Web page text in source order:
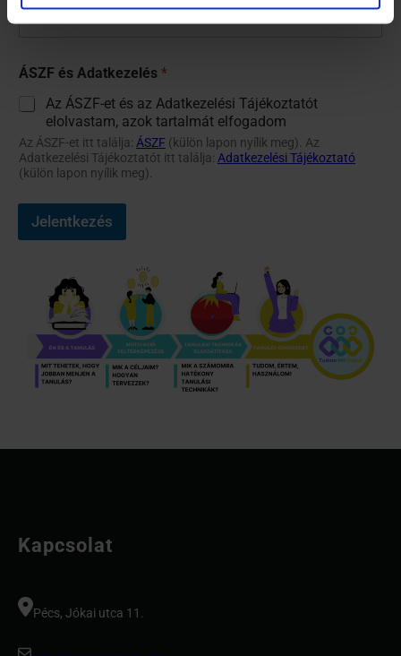
ÁSZF és Adatkezelés *
Az ÁSZF-et és az Adatkezelési Tájékoztatót
elolvastam, azok tartalmát elfogadom
Az ÁSZF-et itt találja: ÁSZF (külön lapon nyílik meg). Az
Adatkezelési Tájékoztatót itt találja: Adatkezelési Tájékoztató
(külön lapon nyílik meg).
Jelentkezés
Kapcsolat
Pécs, Jókai utca 11.